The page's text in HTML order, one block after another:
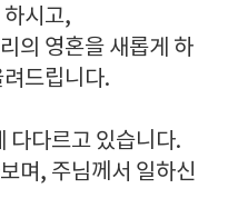
하시고,
의 영혼을 새롭게 하
드립니다.
다다르고 있습니다.
며, 주님께서 일하신